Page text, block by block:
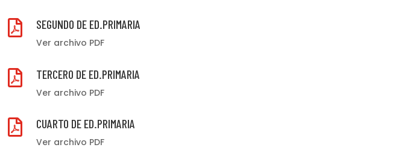
 SEGUNDO DE ED.PRIMARIA
Ver archivo PDF
 TERCERO DE ED.PRIMARIA
Ver archivo PDF
 CUARTO DE ED.PRIMARIA
Ver archivo PDF